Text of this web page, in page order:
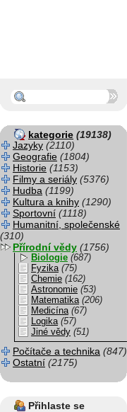
kategorie (19138)
Jazyky (2110)
Geografie (1804)
Historie (1153)
Filmy a seriály (5376)
Hudba (1199)
Kultura a knihy (1290)
Sportovní (1118)
Humanitní, společenské
(310)
Přírodní vědy (1756)
Biologie (687)
Fyzika (75)
Chemie (162)
Astronomie (53)
Matematika (206)
Medicína (67)
Logika (57)
Jiné vědy (51)
Počítače a technika (847)
Ostatní (2175)
Přihlaste se